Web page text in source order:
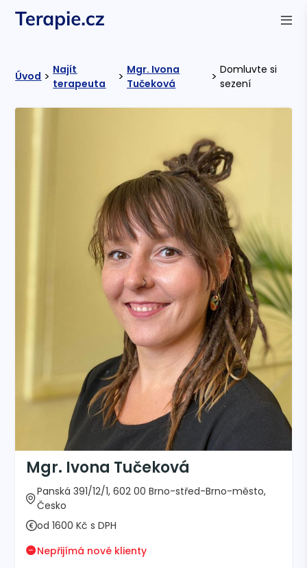
Úvod > Najít
terapeuta
> Mgr. Ivona
Tučeková
> Domluvte si
sezení
Mgr. Ivona Tučeková
Panská 391/12/1, 602 00 Brno-střed-Brno-město,
Česko
od 1600 Kč s DPH
Nepřijímá nové klienty